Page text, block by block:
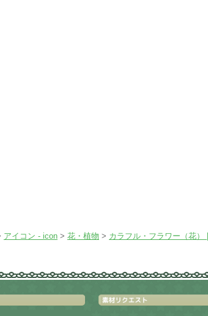
アイコン - icon > 花・植物 > カラフル・フラワー（花）